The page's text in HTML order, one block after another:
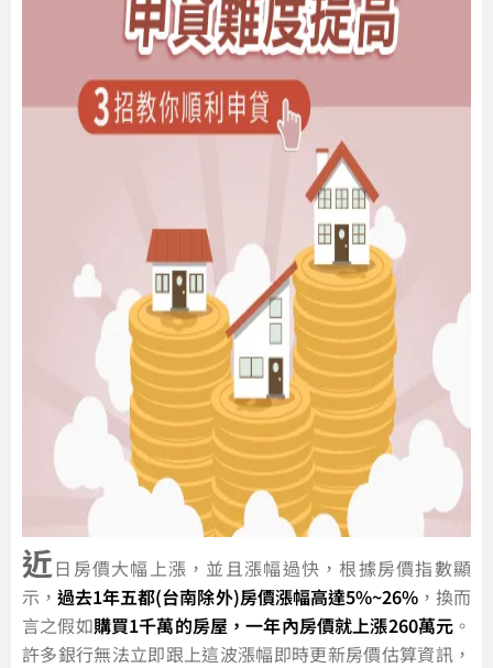
近日房價大幅上漲，並且漲幅過快，根據房價指數顯
示，過去1年五都(台南除外)房價漲幅高達5%~26%，換而
言之假如購買1千萬的房屋，一年內房價就上漲260萬元 。
許多銀行無法立即跟上這波漲幅即時更新房價估算資訊，